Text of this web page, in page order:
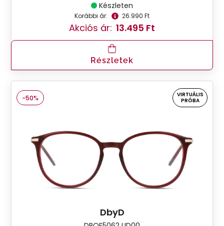
Készleten
Korábbi ár: 26.990 Ft
Akciós ár: 13.495 Ft
Részletek
-50%
VIRTUÁLIS
PRÓBA
DbyD